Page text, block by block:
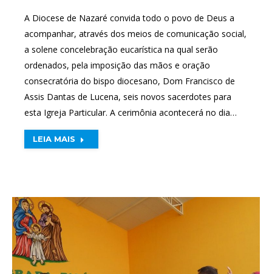
A Diocese de Nazaré convida todo o povo de Deus a
acompanhar, através dos meios de comunicação social,
a solene concelebração eucarística na qual serão
ordenados, pela imposição das mãos e oração
consecratória do bispo diocesano, Dom Francisco de
Assis Dantas de Lucena, seis novos sacerdotes para
esta Igreja Particular. A cerimônia acontecerá no dia…
LEIA MAIS